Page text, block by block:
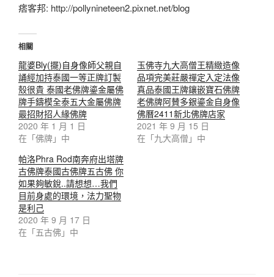
痞客邦: http://pollynineteen2.pixnet.net/blog
相關
龍婆Bly(擺)自身像師父親自
誦經加持泰國一等正牌訂製
殼很貴 泰國老佛牌鎏金屬佛
牌手鑄模全泰五大金屬佛牌
最招財招人緣佛牌
2020 年 1 月 1 日
在「佛牌」中
玉佛寺九大高僧王精緻造像
品項完美莊嚴禪定入定法像
真品泰國王牌鑲嵌寶石佛牌
老佛牌阿賛多銀鎏金自身像
佛曆2411新北佛牌店家
2021 年 9 月 15 日
在「九大高僧」中
帕洛Phra Rod南奔府出塔牌
古佛牌泰國古佛牌五古佛 你
如果夠敏銳..請想想…我們
目前身處的環境，法力聖物
是利己
2020 年 9 月 17 日
在「五古佛」中